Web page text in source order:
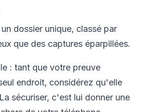
un dossier unique, classé par
que des captures éparpillées.
: tant que votre preuve
endroit, considérez qu'elle
sécuriser, c'est lui donner une